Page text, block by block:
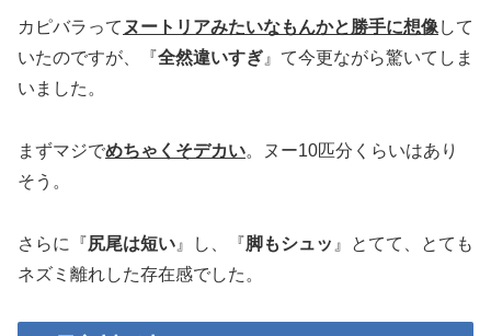
カピバラって ヌートリアみたいなもんかと勝手に想像 して
いたのですが、『全然違いすぎ 』て今更ながら驚いてしま
いました。
まずマジでめちゃくそデカい。ヌー10匹分くらいはあり
そう。
さらに『尻尾は短い 』し、『脚もシュッ 』とてて、とても
ネズミ離れした存在感でした。